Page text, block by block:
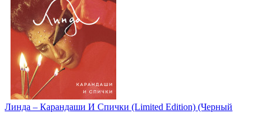
Линда ‎– Карандаши И Спички (Limited Edition) (Черный